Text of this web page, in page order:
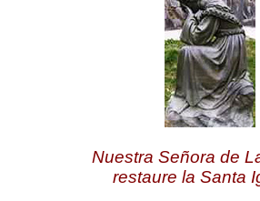
Nuestra Señora de
restaure la Santa